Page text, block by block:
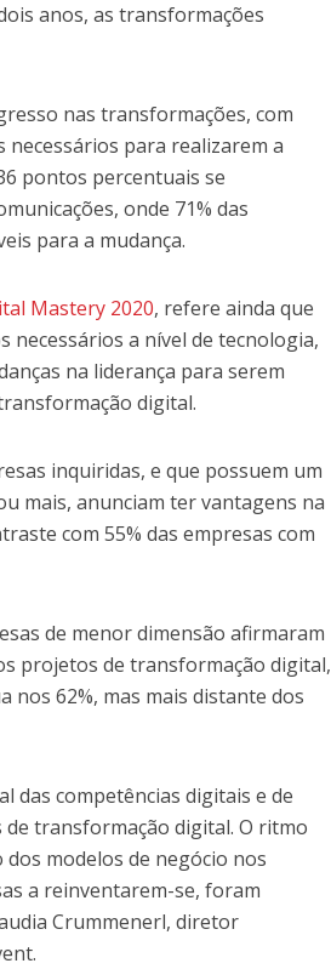
anos, as transformações
nas transformações, com
necessários para realizarem a
pontos percentuais se
onde 71% das
para a mudança.
Mastery 2020, refere ainda que
necessários a nível de tecnologia,
na liderança para serem
digital.
inquiridas, e que possuem um
mais, anunciam ter vantagens na
com 55% das empresas com
de menor dimensão afirmaram
projetos de transformação digital,
nos 62%, mas mais distante dos
das competências digitais e de
de transformação digital. O ritmo
modelos de negócio nos
a reinventarem-se, foram
Crummenerl, diretor